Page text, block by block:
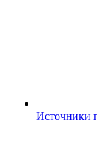
Источники